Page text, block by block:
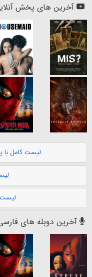
آخرین های پخش
لیست کامل با
لیست
آخرین دوبله های